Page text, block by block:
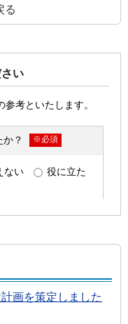
る
い
画を策定しました